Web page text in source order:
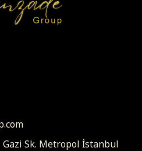
Sk. Metropol İstanbul